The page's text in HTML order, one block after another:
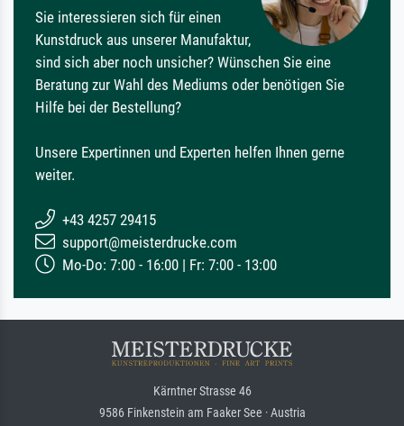
Sie interessieren sich für einen
Kunstdruck aus unserer Manufaktur,
sind sich aber noch unsicher? Wünschen Sie eine
Beratung zur Wahl des Mediums oder benötigen Sie
Hilfe bei der Bestellung?
Unsere Expertinnen und Experten helfen Ihnen gerne
weiter.
+43 4257 29415
support@meisterdrucke.com
Mo-Do: 7:00 - 16:00 | Fr: 7:00 - 13:00
Kärntner Strasse 46
9586 Finkenstein am Faaker See · Austria